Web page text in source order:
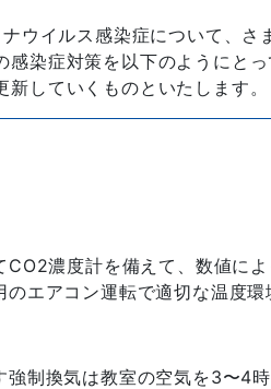
ウイルス感染症について、さ
染症対策を以下のようにとっ
していくものといたします。
CO2濃度計を備えて、数値に
のエアコン運転で適切な温度
強制換気は教室の空気を3〜4